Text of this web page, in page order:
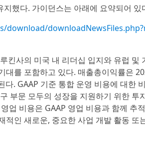
했다. 가이던스는 아래에 요약되어 있
킨사의 미국 내 리더십 입지와 유럽 및
를 포함하고 있다. 매출총이익률은
. GAAP 기준 통합 운영 비용에 대한
부문 모두의 성장을 지원하기 위한 투
업 비용은 GAAP 영업 비용과 함께 추
인 새로운, 중요한 사업 개발 활동 또